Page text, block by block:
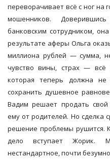
переворачивает всё с ног на
мошенников.
банковским сотрудником,
результате аферы Ольга
миллиона рублей — сумма,
чувство вины, страх — всё
которая теперь должна
сохранить душевное
Вадим решает продать свой
ему от родителей. Но сделка
решение проблемы рушится.
дело вступает Жорик.
нестандартное, почти